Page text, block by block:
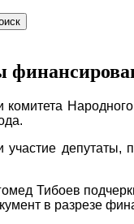
участие депутаты,
Тибоев
в разрезе